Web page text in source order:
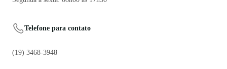
Telefone para contato
(19) 3468-3948